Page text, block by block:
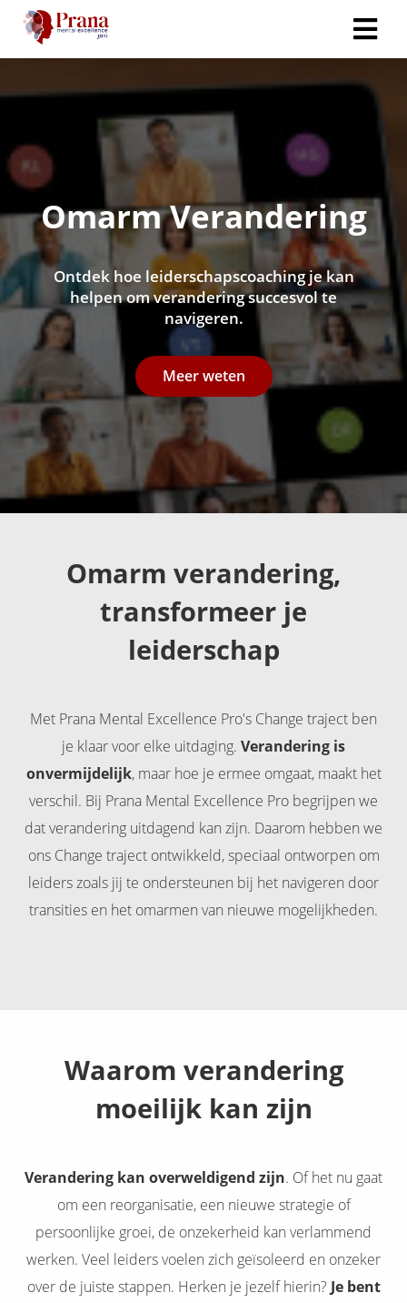
Omarm Verandering
Ontdek hoe leiderschapscoaching je kan
helpen om verandering succesvol te
navigeren.
Meer weten
Omarm verandering,
transformeer je
leiderschap
Met Prana Mental Excellence Pro's Change traject ben
je klaar voor elke uitdaging. Verandering is
onvermijdelijk, maar hoe je ermee omgaat, maakt het
verschil. Bij Prana Mental Excellence Pro begrijpen we
dat verandering uitdagend kan zijn. Daarom hebben we
ons Change traject ontwikkeld, speciaal ontworpen om
leiders zoals jij te ondersteunen bij het navigeren door
transities en het omarmen van nieuwe mogelijkheden.
Waarom verandering
moeilijk kan zijn
Verandering kan overweldigend zijn. Of het nu gaat
om een reorganisatie, een nieuwe strategie of
persoonlijke groei, de onzekerheid kan verlammend
werken. Veel leiders voelen zich geïsoleerd en onzeker
over de juiste stappen. Herken je jezelf hierin? Je bent